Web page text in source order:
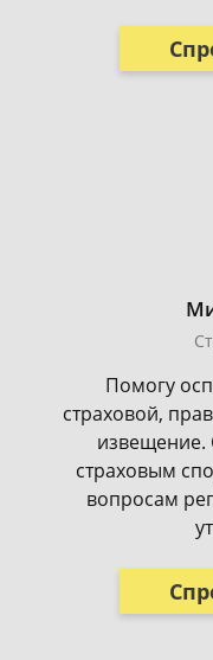
Помогу
страховой,
извещение.
страховым
вопросам